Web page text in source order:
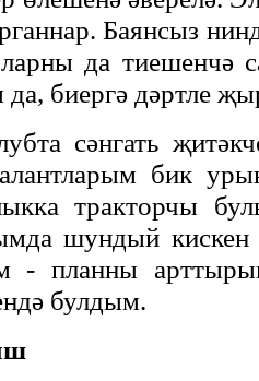
Баянсыз
да тиешенчә
биергә дәртле
сәнгать
бик
тракторчы
шундый
планны
булдым.